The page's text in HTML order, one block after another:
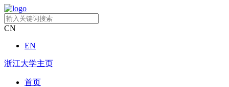
CN
EN
浙江大学主页
首页